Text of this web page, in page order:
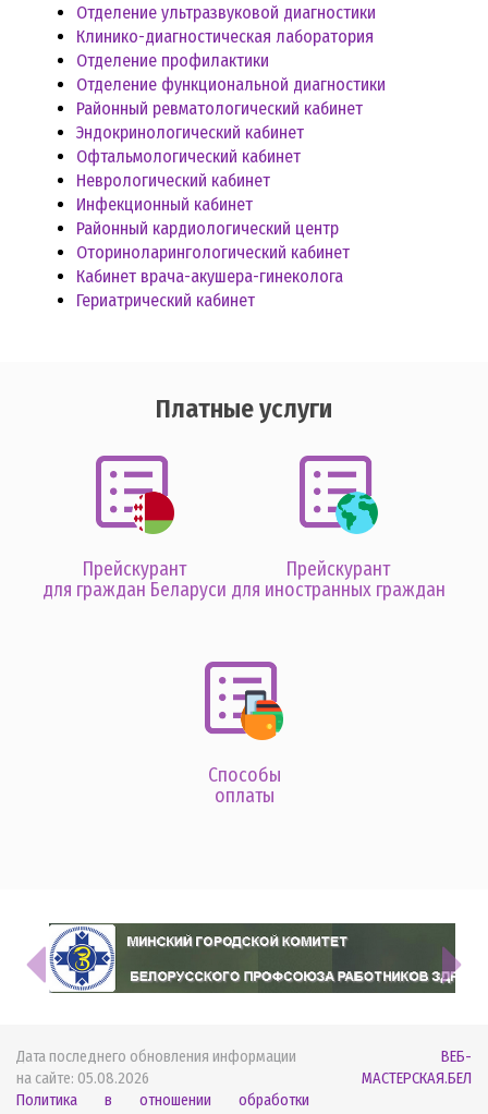
Отделение ультразвуковой диагностики
Клинико-диагностическая лаборатория
Отделение профилактики
Отделение функциональной диагностики
Районный ревматологический кабинет
Эндокринологический кабинет
Офтальмологический кабинет
Неврологический кабинет
Инфекционный кабинет
Районный кардиологический центр
Оториноларингологический кабинет
Кабинет врача-акушера-гинеколога
Гериатрический кабинет
Платные услуги
Прейскурант
для граждан Беларуси
Прейскурант
для иностранных граждан
Способы
оплаты
Дата последнего обновления информации
на сайте: 05.08.2026
Политика в отношении обработки
ВЕБ-
МАСТЕРСКАЯ.БЕЛ